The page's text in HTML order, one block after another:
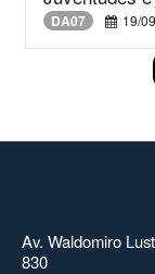
DA07 19/
Av. Waldomiro
830